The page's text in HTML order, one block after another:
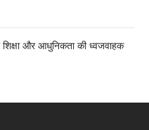
शिक्षा और आधुनिकता की ध्वजवाहक